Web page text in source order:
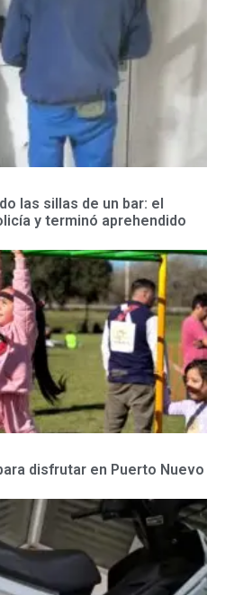
las sillas de un bar: el
y terminó aprehendido
disfrutar en Puerto Nuevo